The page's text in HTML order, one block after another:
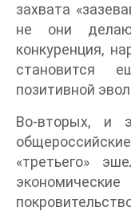
захвата
не они
конкуренция,
становится
позитивной
Во-вторых, и
«третьего»